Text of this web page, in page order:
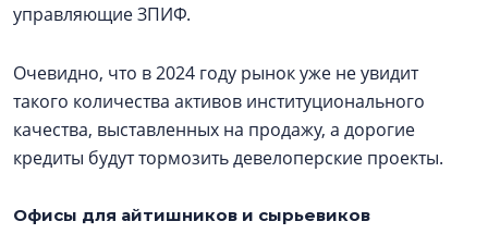
управляющие ЗПИФ.
Очевидно, что в 2024 году рынок уже не увидит
такого количества активов институционального
качества, выставленных на продажу, а дорогие
кредиты будут тормозить девелоперские проекты.
Офисы для айтишников и сырьевиков